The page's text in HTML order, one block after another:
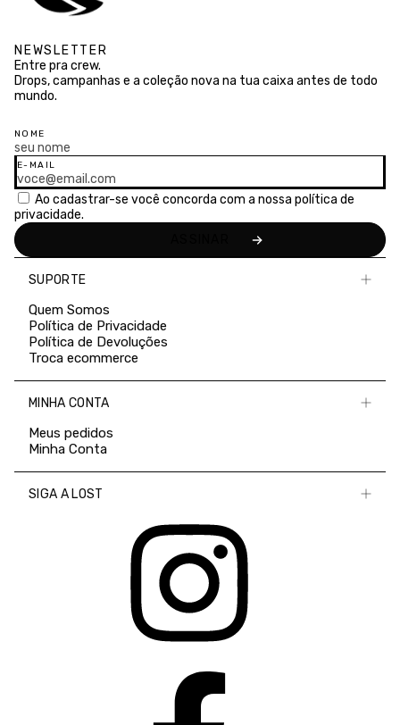
NEWSLETTER
Entre pra crew.
Drops, campanhas e a coleção nova na tua caixa antes de todo
mundo.
NOME
E-MAIL
Ao cadastrar-se você concorda com a nossa política de
privacidade.
SUPORTE
Quem Somos
Política de Privacidade
Política de Devoluções
Troca ecommerce
MINHA CONTA
Meus pedidos
Minha Conta
SIGA A LOST